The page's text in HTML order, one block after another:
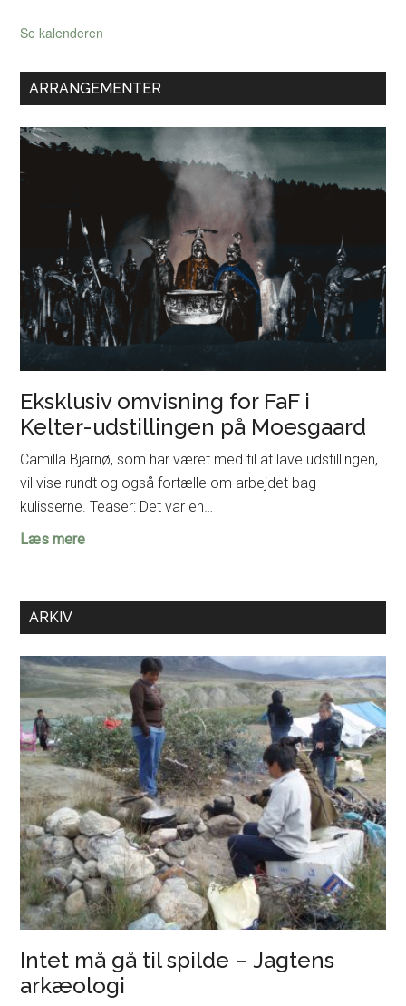
Se kalenderen
ARRANGEMENTER
Eksklusiv omvisning for FaF i
Kelter-udstillingen på Moesgaard
Camilla Bjarnø, som har været med til at lave udstillingen,
vil vise rundt og også fortælle om arbejdet bag
kulisserne. Teaser: Det var en…
Læs mereEksklusiv
i
Kelter-
udstillingen
på
Moesgaard
ARKIV
Intet må gå til spilde – Jagtens
arkæologi